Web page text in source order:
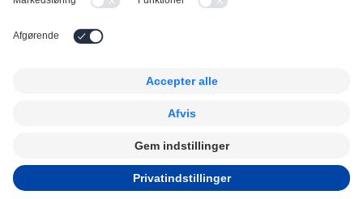
Follow us
Compliance og audits
Privacy Policy
Cookie Policy
© 2026 Copyright Timegrip